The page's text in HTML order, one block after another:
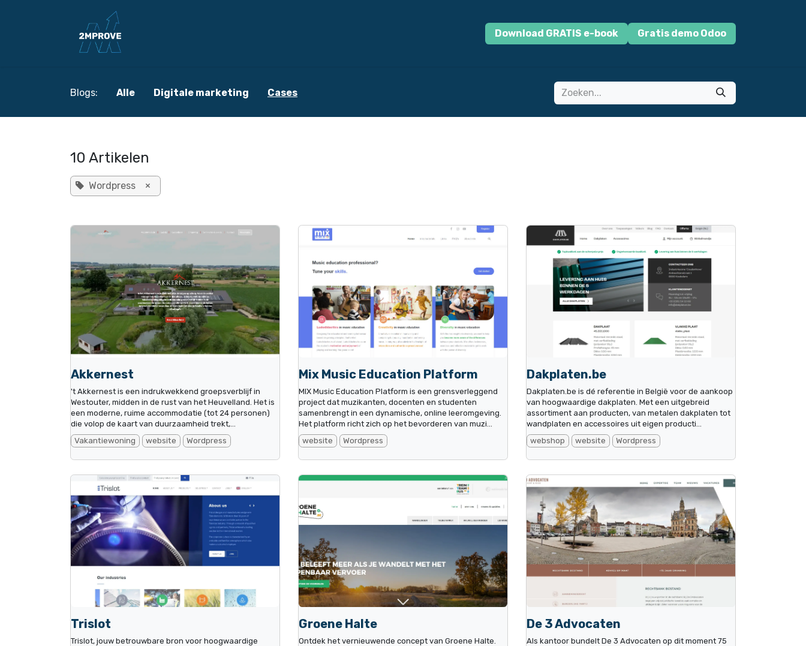
Contact
Download GRATIS e-book Gratis demo Odoo
Blogs: Alle Digitale marketing Cases
10 Artikelen
Wordpress ×
Akkernest
't Akkernest is een indrukwekkend groepsverblijf in
Westouter, midden in de rust van het Heuvelland. Het is
een moderne, ruime accommodatie (tot 24 personen)
die volop de kaart van duurzaamheid trekt,...
Vakantiewoning website Wordpress
Mix Music Education Platform
MIX Music Education Platform is een grensverleggend
project dat muzikanten, docenten en studenten
samenbrengt in een dynamische, online leeromgeving.
Het platform richt zich op het bevorderen van muzi...
website Wordpress
Dakplaten.be
Dakplaten.be is dé referentie in België voor de aankoop
van hoogwaardige dakplaten. Met een uitgebreid
assortiment aan producten, van metalen dakplaten tot
wandplaten en accessoires uit eigen producti...
webshop website Wordpress
Trislot
Trislot, jouw betrouwbare bron voor hoogwaardige
Groene Halte
Ontdek het vernieuwende concept van Groene Halte.
De 3 Advocaten
Als kantoor bundelt De 3 Advocaten op dit moment 75